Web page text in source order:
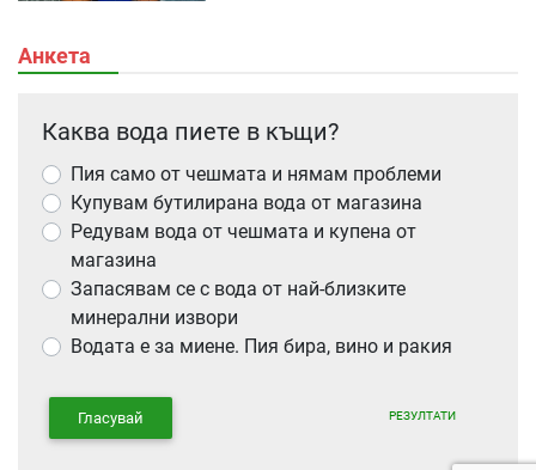
Анкета
Каква вода пиете в къщи?
Пия само от чешмата и нямам проблеми
Купувам бутилирана вода от магазина
Редувам вода от чешмата и купена от
магазина
Запасявам се с вода от най-близките
минерални извори
Водата е за миене. Пия бира, вино и ракия
Гласувай РЕЗУЛТАТИ